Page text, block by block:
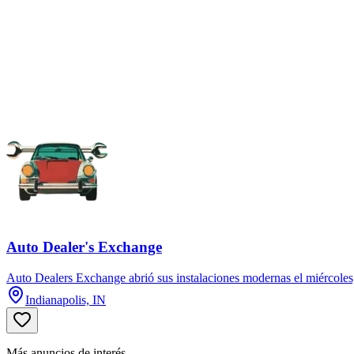
Auto Dealer's Exchange
Auto Dealers Exchange abrió sus instalaciones modernas el
Indianapolis, IN